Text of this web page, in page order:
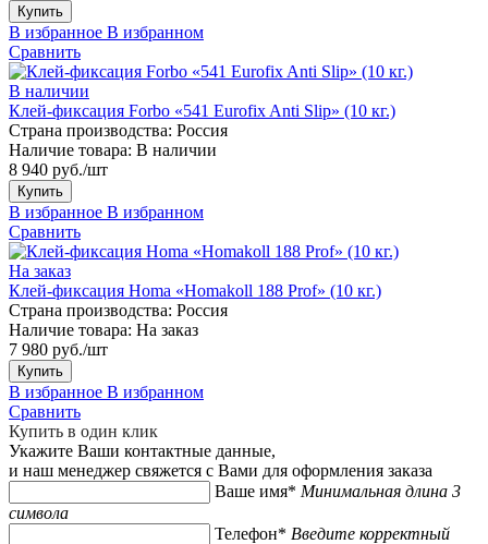
Купить
В избранное В избранном
Сравнить
В наличии
Клей-фиксация Forbo «541 Eurofix Anti Slip» (10 кг.)
Страна производства: Россия
Наличие товара: В наличии
8 940 руб./шт
Купить
В избранное В избранном
Сравнить
На заказ
Клей-фиксация Homa «Homakoll 188 Prof» (10 кг.)
Страна производства: Россия
Наличие товара: На заказ
7 980 руб./шт
Купить
В избранное В избранном
Сравнить
Купить в один клик
Укажите Ваши контактные данные,
и наш менеджер свяжется с Вами для оформления заказа
Ваше имя* Минимальная длина 3
символа
Телефон* Введите корректный